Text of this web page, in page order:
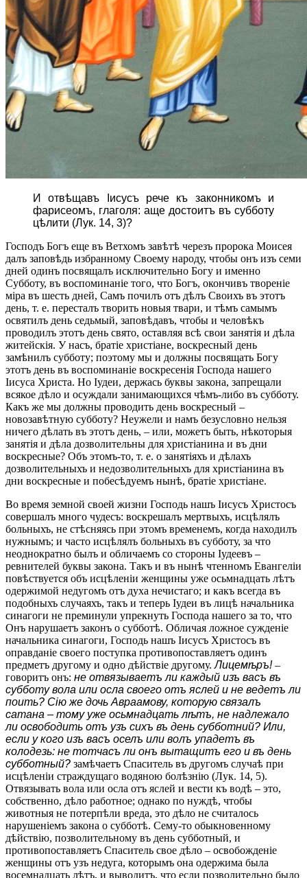
И отвѣщавъ Іисусъ рече къ законникомъ и
фарисеомъ, глаголя: аще достоитъ въ субботу
цѣлити (Лук. 14, 3)?
Господъ Богъ еще въ Ветхомъ завѣтѣ черезъ пророка Моисея
далъ заповѣдь избранному Своему народу, чтобы онъ изъ семи
дней одинъ посвящалъ исключительно Богу и именно
Субботу, въ воспоминаніе того, что Богъ, окончивъ твореніе
міра въ шесть дней, Самъ почилъ отъ дѣлъ Своихъ въ этотъ
день, т. е. пересталъ творить новыя твари, и тѣмъ самымъ
освятилъ день седьмый, заповѣдавъ, чтобы и человѣкъ
проводилъ этотъ день свято, оставляя всѣ свои занятія и дѣла
житейскія. У насъ, братіе христіане, воскресный день
замѣнилъ субботу; поэтому мы и должны посвящать Богу
этотъ день въ воспоминаніе воскресенія Господа нашего
Іисуса Христа. Но Іудеи, держась буквы закона, запрещали
всякое дѣло и осуждали занимающихся чѣмъ-либо въ субботу.
Какъ же мы должны проводить день воскресный –
новозавѣтную субботу? Неужели и намъ безусловно нельзя
ничего дѣлать въ этотъ день, – или, можетъ быть, нѣкоторыя
занятія и дѣла дозволительны для христіанина и въ дни
воскресные? Объ этомъ-то, т. е. о занятіяхъ и дѣлахъ
дозволительныхъ и недозволительныхъ для христіанина въ
дни воскресные и побесѣдуемъ нынѣ, братіе христіане.
Во время земной своей жизни Господь нашъ Іисусъ Христосъ
совершалъ много чудесъ: воскрешалъ мертвыхъ, исцѣлялъ
больныхъ, не стѣсняясь при этомъ временемъ, когда находилъ
нужнымъ; и часто исцѣлялъ больныхъ въ субботу, за что
неоднократно былъ и обличаемъ со стороны Іудеевъ –
ревнителей буквы закона. Такъ и въ нынѣ чтенномъ Евангеліи
повѣствуется объ исцѣленіи женщины уже осьмнадцать лѣтъ
одержимой недугомъ отъ духа нечистаго; и какъ всегда въ
подобныхъ случаяхъ, такъ и теперь Іудеи въ лицѣ начальника
синагоги не преминули упрекнуть Господа нашего за то, что
Онъ нарушаетъ законъ о субботѣ. Обличая ложное сужденіе
начальника синагоги, Господь нашъ Іисусъ Христосъ въ
оправданіе своего поступка противопоставляетъ одинъ
предметъ другому и одно дѣйствіе другому.Лицемѣръ!–
говоритъ онъ: не отвязываетъ ли каждый изъ васъ въ
субботу вола или осла своего отъ яслей и не ведетъ ли
поить? Сію же дочь Авраамову, которую связалъ
сатана – тому уже осьмнадцать лѣтъ, не надлежало
ли освободить отъ узъ сихъ въ день субботний? Или,
если у кого изъ васъ оселъ или волъ упадетъ въ
колодезь: не тотчасъ ли онъ вытащитъ его и въ день
субботный? замѣчаетъ Спаситель въ другомъ случаѣ при
исцѣленіи страждущаго водяною болѣзнію (Лук. 14, 5).
Отвязывать вола или осла отъ яслей и вести къ водѣ – это,
собственно, дѣло работное; однако по нуждѣ, чтобы
животныя не потерпѣли вреда, это дѣло не считалось
нарушеніемъ закона о субботѣ. Сему-то обыкновенному
дѣйствію, позволительному въ день субботный, и
противопоставляетъ Спаситель свое дѣло – освобожденіе
женщины отъ узъ недуга, которымъ она одержима была
восемнадцать лѣтъ, и выводитъ, что если позволительно было